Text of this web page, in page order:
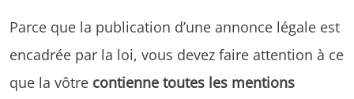
Parce que la publication d’une annonce légale est
encadrée par la loi, vous devez faire attention à ce
que la vôtre contienne toutes les mentions